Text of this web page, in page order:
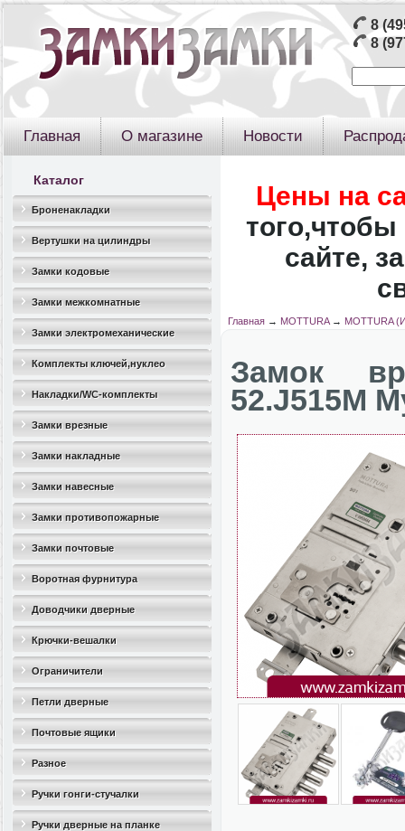
8
8
Главная О магазине Новости
Каталог
Броненакладки
Вертушки на цилиндры
Замки кодовые
Замки межкомнатные
Замки электромеханические
Комплекты ключей,нуклео
Накладки/WC-комплекты
Замки врезные
Замки накладные
Замки навесные
Замки противопожарные
Замки почтовые
Воротная фурнитура
Доводчики дверные
Крючки-вешалки
Ограничители
дверные(стопоры)
Петли дверные
Почтовые ящики
Разное
Ручки гонги-стучалки
Ручки дверные на планке
Цены на
того,чтобы
сайте,
Главная→ MOTTURA→ MOTTURA
Замок
52.J515M